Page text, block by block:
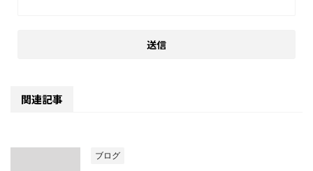
関連記事
ブログ